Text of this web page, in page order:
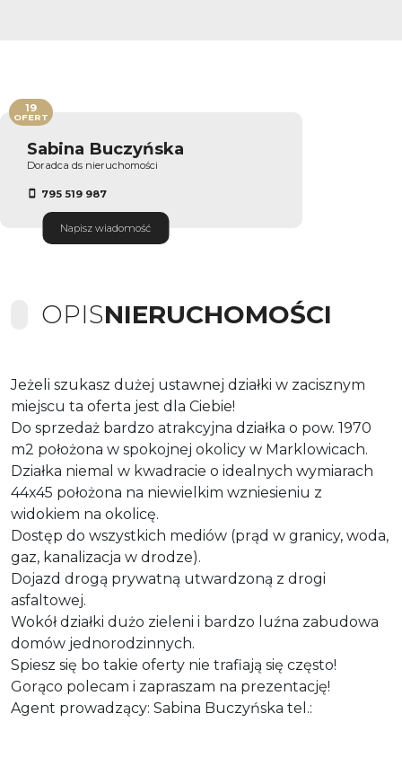
Sabina Buczyńska
Doradca ds nieruchomości
795 519 987
Napisz wiadomość
19
OFERT
OPISNIERUCHOMOŚCI
Jeżeli szukasz dużej ustawnej działki w zacisznym
miejscu ta oferta jest dla Ciebie!
Do sprzedaż bardzo atrakcyjna działka o pow. 1970
m2 położona w spokojnej okolicy w Marklowicach.
Działka niemal w kwadracie o idealnych wymiarach
44x45 położona na niewielkim wzniesieniu z
widokiem na okolicę.
Dostęp do wszystkich mediów (prąd w granicy, woda,
gaz, kanalizacja w drodze).
Dojazd drogą prywatną utwardzoną z drogi
asfaltowej.
Wokół działki dużo zieleni i bardzo luźna zabudowa
domów jednorodzinnych.
Spiesz się bo takie oferty nie trafiają się często!
Gorąco polecam i zapraszam na prezentację!
Agent prowadzący: Sabina Buczyńska tel.: